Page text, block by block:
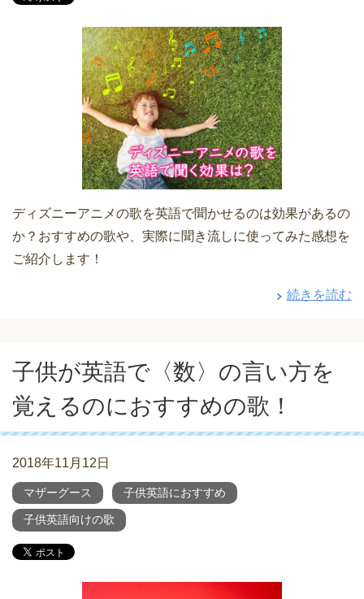
ディズニーアニメの歌を英語で聞かせるのは効果があるの
か？おすすめの歌や、実際に聞き流しに使ってみた感想を
ご紹介します！
続きを読む
子供が英語で〈数〉の言い方を
覚えるのにおすすめの歌！
2018年11月12日
マザーグース 子供英語におすすめ
子供英語向けの歌